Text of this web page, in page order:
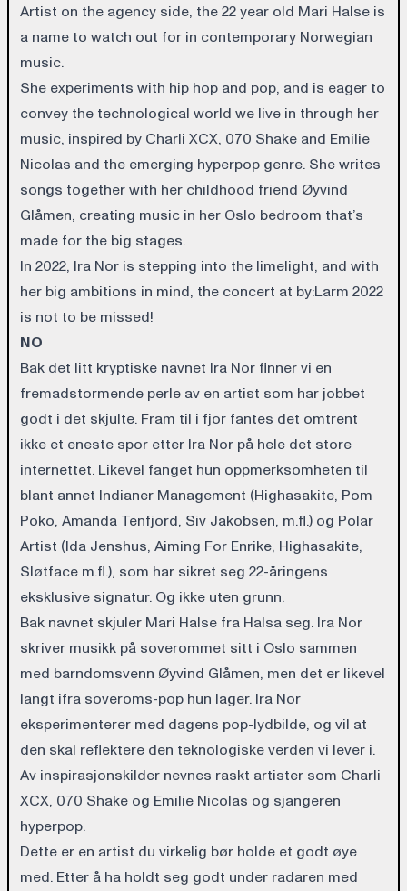
Artist on the agency side, the 22 year old Mari Halse is
a name to watch out for in contemporary Norwegian
music.
She experiments with hip hop and pop, and is eager to
convey the technological world we live in through her
music, inspired by Charli XCX, 070 Shake and Emilie
Nicolas and the emerging hyperpop genre. She writes
songs together with her childhood friend Øyvind
Glåmen, creating music in her Oslo bedroom that’s
made for the big stages.
In 2022, Ira Nor is stepping into the limelight, and with
her big ambitions in mind, the concert at by:Larm 2022
is not to be missed!
NO
Bak det litt kryptiske navnet Ira Nor finner vi en
fremadstormende perle av en artist som har jobbet
godt i det skjulte. Fram til i fjor fantes det omtrent
ikke et eneste spor etter Ira Nor på hele det store
internettet. Likevel fanget hun oppmerksomheten til
blant annet Indianer Management (Highasakite, Pom
Poko, Amanda Tenfjord, Siv Jakobsen, m.fl.) og Polar
Artist (Ida Jenshus, Aiming For Enrike, Highasakite,
Sløtface m.fl.), som har sikret seg 22-åringens
eksklusive signatur. Og ikke uten grunn.
Bak navnet skjuler Mari Halse fra Halsa seg. Ira Nor
skriver musikk på soverommet sitt i Oslo sammen
med barndomsvenn Øyvind Glåmen, men det er likevel
langt ifra soveroms-pop hun lager. Ira Nor
eksperimenterer med dagens pop-lydbilde, og vil at
den skal reflektere den teknologiske verden vi lever i.
Av inspirasjonskilder nevnes raskt artister som Charli
XCX, 070 Shake og Emilie Nicolas og sjangeren
hyperpop.
Dette er en artist du virkelig bør holde et godt øye
med. Etter å ha holdt seg godt under radaren med